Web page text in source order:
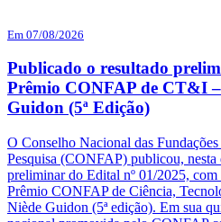
Em 07/08/2026
Publicado o resultado
Prêmio CONFAP de CT&I
Guidon (5ª Edição)
O Conselho Nacional das
Pesquisa (CONFAP) publicou,
preliminar do Edital nº 01/2025,
Prêmio CONFAP de Ciência,
Niède Guidon (5ª edição). Em sua